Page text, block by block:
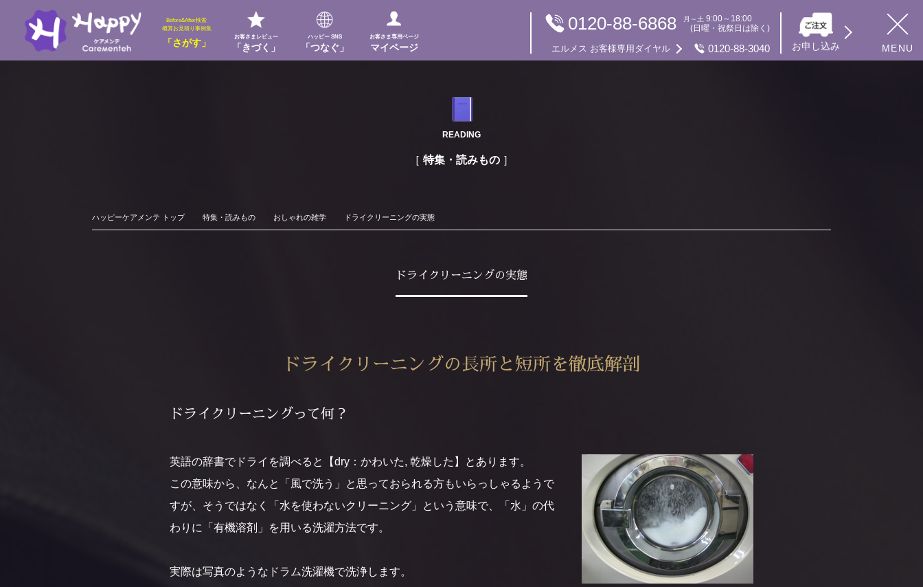
MENU
Before&After検索
概算お見積り事例集
「さがす」
お客さまレビュー
「きづく」
ハッピー SNS
「つなぐ」
お客さま専用ページ
マイページ
0120-88-6868 月～土9:00～18:00
(日曜・祝祭日は除く)
エルメス お客様専用ダイヤル 0120-88-3040 お申し込み
READING
特集・読みもの
ハッピーケアメンテ トップ 特集・読みもの おしゃれの雑学 ドライクリーニングの実態
ドライクリーニングの実態
ドライクリーニングの長所と短所を徹底解剖
ドライクリーニングって何？
英語の辞書でドライを調べると【dry：かわいた, 乾燥した】とあります。
この意味から、なんと「風で洗う」と思っておられる方もいらっしゃるようで
すが、そうではなく「水を使わないクリーニング」という意味で、「水」の代
わりに「有機溶剤」を用いる洗濯方法です。
実際は写真のようなドラム洗濯機で洗浄します。